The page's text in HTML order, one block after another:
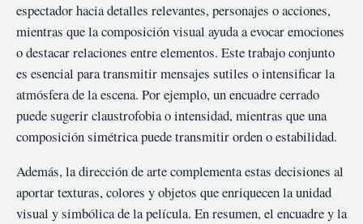
espectador hacia detalles relevantes, personajes o acciones,
mientras que la composición visual ayuda a evocar emociones
o destacar relaciones entre elementos. Este trabajo conjunto
es esencial para transmitir mensajes sutiles o intensificar la
atmósfera de la escena. Por ejemplo, un encuadre cerrado
puede sugerir claustrofobia o intensidad, mientras que una
composición simétrica puede transmitir orden o estabilidad.
Además, la dirección de arte complementa estas decisiones al
aportar texturas, colores y objetos que enriquecen la unidad
visual y simbólica de la película. En resumen, el encuadre y la